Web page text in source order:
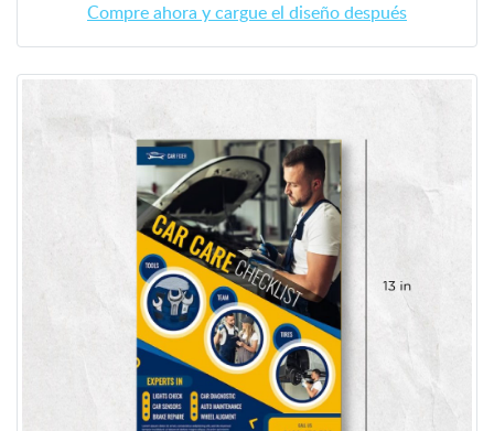
Compre ahora y cargue el diseño después